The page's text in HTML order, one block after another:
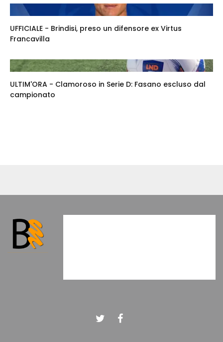
UFFICIALE - Brindisi, preso un difensore ex Virtus
Francavilla
ULTIM'ORA - Clamoroso in Serie D: Fasano escluso dal
campionato